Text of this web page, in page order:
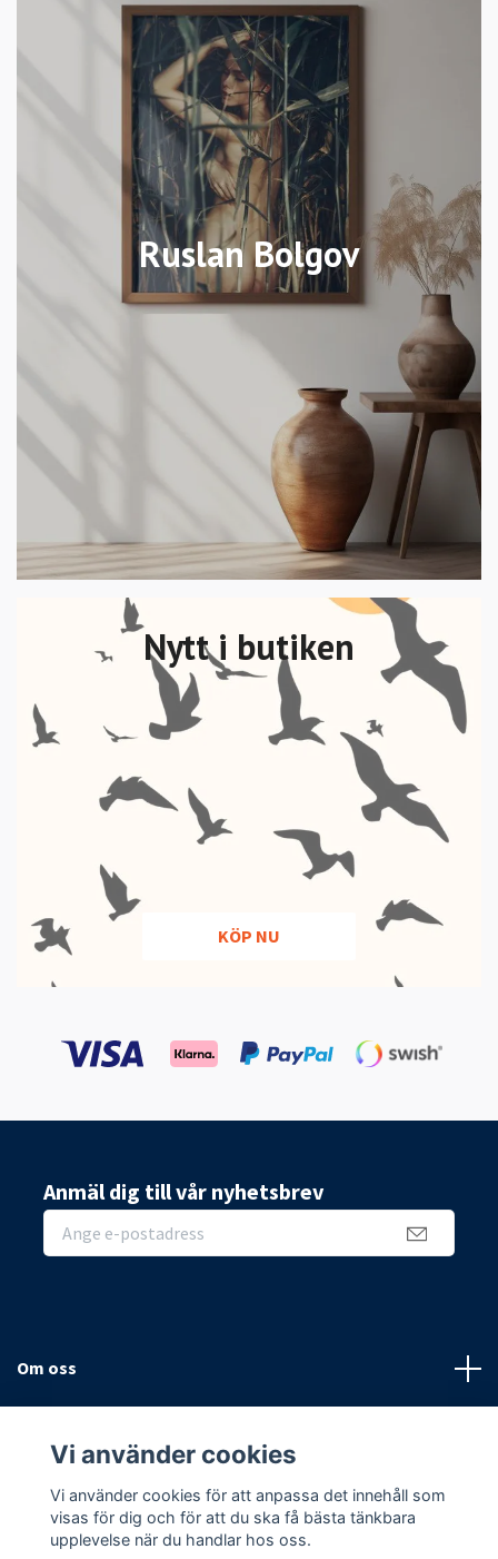
Ruslan Bolgov
Nytt i butiken
KÖP NU
Anmäl dig till vår nyhetsbrev
Om oss
Sociala medier
Vi använder cookies
Vi använder cookies för att anpassa det innehåll som
visas för dig och för att du ska få bästa tänkbara
upplevelse när du handlar hos oss.